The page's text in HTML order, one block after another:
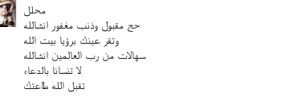
محلل
حج مقبول وذنب مغفور انشالله
وتقر عينك برؤيا بيت الله
سهالات من رب العالمين انشالله
لا تنسانا بالدعاء
تقبل الله طاعتك